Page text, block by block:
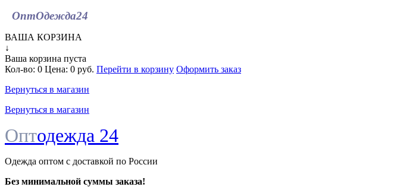
ОптОдежда24
ВАША КОРЗИНА
↓
Ваша корзина пуста
Кол-во: 0 Цена: 0 руб. Перейти в корзину Оформить заказ
Вернуться в магазин
Вернуться в магазин
Оптодежда 24
Одежда оптом с доставкой по России
Без минимальной суммы заказа!